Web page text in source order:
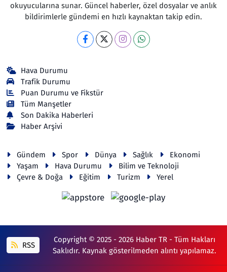
okuyucularına sunar. Güncel haberler, özel dosyalar ve anlık
bildirimlerle gündemi en hızlı kaynaktan takip edin.
Hava Durumu
Trafik Durumu
Puan Durumu ve Fikstür
Tüm Manşetler
Son Dakika Haberleri
Haber Arşivi
Gündem Spor Dünya Sağlık
Ekonomi
Yaşam
Hava Durumu
Bilim ve Teknoloji
Çevre & Doğa
Eğitim Turizm Yerel
RSS
Copyright © 2025 - 2026 Haber TR - Tüm Hakları
Saklıdır. Kaynak gösterilmeden alıntı yapılamaz.